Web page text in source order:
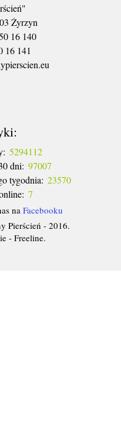
Żyrzyn
16 140
16 141
5294112
dni: 97007
tygodnia: 23570
7
na Facebooku
Pierścień - 2016.
- Freeline.